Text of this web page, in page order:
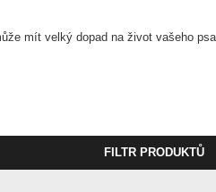
mít velký dopad na život vašeho
FILTR PRODUKTŮ